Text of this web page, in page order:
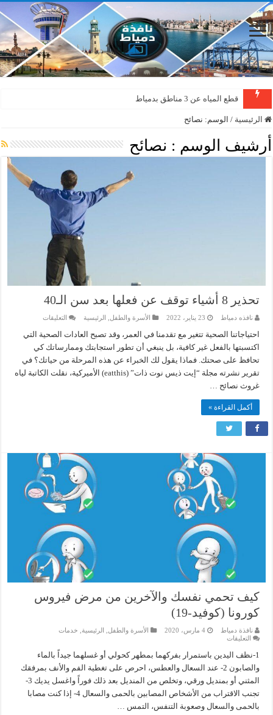
قطع المياه عن 3 مناطق بدمياط
الرئيسية / الوسم: نصائح
أرشيف الوسم : نصائح
تحذير 8 أشياء توقف عن فعلها بعد سن الـ40
نافذه دمياط 23 يناير، 2022 الأسرة والطفل الرئيسية التعليقاتعلى
8
توقف
عن
فعلها
بعد
احتياجاتنا الصحية تتغير مع تقدمنا في العمر، وقد تصبح العادات الصحية التي
اكتسبتها بالفعل غير كافية، بل ينبغي أن تطور استجابتك وممارساتك كي
تحافظ على صحتك. فماذا يقول لك الخبراء عن هذه المرحلة من حياتك؟ في
تقرير نشرته مجلة “إيت ذيس نوت ذات” (eatthis) الأميركية، نقلت الكاتبة لياه
غروث نصائح …
أكمل القراءة »
كيف تحمي نفسك والآخرين من مرض فيروس
كورونا (كوفيد-19)
نافذة دمياط 4 مارس، 2020 الأسرة والطفل الرئيسية
خدمات
التعليقاتعلى
تحمي
نفسك
والآخرين
مرض
فيروس
(كوفيد-19)
1-نظف اليدين باستمرار بفركهما بمطهر كحولي أو غسلهما جيداً بالماء
والصابون 2- عند السعال والعطس، احرص على تغطية الفم والأنف بمرفقك
المثني أو بمنديل ورقي، وتخلص من المنديل بعد ذلك فوراً واغسل يديك 3-
تجنب الاقتراب من الأشخاص المصابين بالحمى والسعال 4- إذا كنت مصابا
بالحمى والسعال وصعوبة التنفس، التمس …